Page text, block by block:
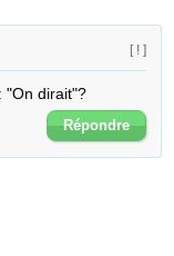
[ ! ]
"On dirait"?
Répondre